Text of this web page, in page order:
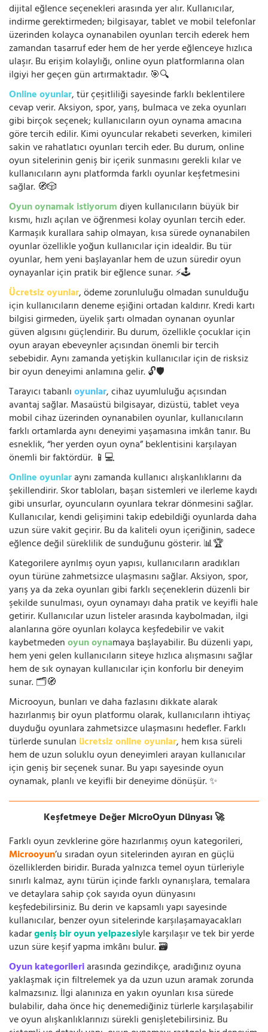
dijital eğlence seçenekleri arasında yer alır. Kullanıcılar,
indirme gerektirmeden; bilgisayar, tablet ve mobil telefonlar
üzerinden kolayca oynanabilen oyunları tercih ederek hem
zamandan tasarruf eder hem de her yerde eğlenceye hızlıca
ulaşır. Bu erişim kolaylığı, online oyun platformlarına olan
ilgiyi her geçen gün artırmaktadır. 🎯🔍
Online oyunlar, tür çeşitliliği sayesinde farklı beklentilere
cevap verir. Aksiyon, spor, yarış, bulmaca ve zeka oyunları
gibi birçok seçenek; kullanıcıların oyun oynama amacına
göre tercih edilir. Kimi oyuncular rekabeti severken, kimileri
sakin ve rahatlatıcı oyunları tercih eder. Bu durum, online
oyun sitelerinin geniş bir içerik sunmasını gerekli kılar ve
kullanıcıların aynı platformda farklı oyunlar keşfetmesini
sağlar. 🧭🎲
Oyun oynamak istiyorumdiyen kullanıcıların büyük bir
kısmı, hızlı açılan ve öğrenmesi kolay oyunları tercih eder.
Karmaşık kurallara sahip olmayan, kısa sürede oynanabilen
oyunlar özellikle yoğun kullanıcılar için idealdir. Bu tür
oyunlar, hem yeni başlayanlar hem de uzun süredir oyun
oynayanlar için pratik bir eğlence sunar. ⚡🕹️
Ücretsiz oyunlar, ödeme zorunluluğu olmadan sunulduğu
için kullanıcıların deneme eşiğini ortadan kaldırır. Kredi kartı
bilgisi girmeden, üyelik şartı olmadan oynanan oyunlar
güven algısını güçlendirir. Bu durum, özellikle çocuklar için
oyun arayan ebeveynler açısından önemli bir tercih
sebebidir. Aynı zamanda yetişkin kullanıcılar için de risksiz
bir oyun deneyimi anlamına gelir. 🔓🛡️
Tarayıcı tabanlıoyunlar, cihaz uyumluluğu açısından
avantaj sağlar. Masaüstü bilgisayar, dizüstü, tablet veya
mobil cihaz üzerinden oynanabilen oyunlar, kullanıcıların
farklı ortamlarda aynı deneyimi yaşamasına imkân tanır. Bu
esneklik, “her yerden oyun oyna” beklentisini karşılayan
önemli bir faktördür. 📱💻
Online oyunlaraynı zamanda kullanıcı alışkanlıklarını da
şekillendirir. Skor tabloları, başarı sistemleri ve ilerleme kaydı
gibi unsurlar, oyuncuların oyunlara tekrar dönmesini sağlar.
Kullanıcılar, kendi gelişimini takip edebildiği oyunlarda daha
uzun süre vakit geçirir. Bu da kaliteli oyun içeriğinin, sadece
eğlence değil süreklilik de sunduğunu gösterir. 📊🏆
Kategorilere ayrılmış oyun yapısı, kullanıcıların aradıkları
oyun türüne zahmetsizce ulaşmasını sağlar. Aksiyon, spor,
yarış ya da zeka oyunları gibi farklı seçeneklerin düzenli bir
şekilde sunulması, oyun oynamayı daha pratik ve keyifli hale
getirir. Kullanıcılar uzun listeler arasında kaybolmadan, ilgi
alanlarına göre oyunları kolayca keşfedebilir ve vakit
kaybetmedenoyun oynamaya başlayabilir. Bu düzenli yapı,
hem yeni gelen kullanıcıların siteye hızlıca alışmasını sağlar
hem de sık oynayan kullanıcılar için konforlu bir deneyim
sunar. 🗂️🧭
Microoyun, bunları ve daha fazlasını dikkate alarak
hazırlanmış bir oyun platformu olarak, kullanıcıların ihtiyaç
duyduğu oyunlara zahmetsizce ulaşmasını hedefler. Farklı
türlerde sunulan ücretsiz online oyunlar, hem kısa süreli
hem de uzun soluklu oyun deneyimleri arayan kullanıcılar
için geniş bir seçenek sunar. Bu yapı sayesinde oyun
oynamak, planlı ve keyifli bir deneyime dönüşür. ✨
Keşfetmeye Değer MicroOyun Dünyası 🚀
Farklı oyun zevklerine göre hazırlanmış oyun kategorileri,
Microoyun’u sıradan oyun sitelerinden ayıran en güçlü
özelliklerden biridir. Burada yalnızca temel oyun türleriyle
sınırlı kalmaz, aynı türün içinde farklı oynanışlara, temalara
ve detaylara sahip çok sayıda oyun dünyasını
keşfedebilirsiniz. Bu derin ve kapsamlı yapı sayesinde
kullanıcılar, benzer oyun sitelerinde karşılaşamayacakları
kadargeniş bir oyun yelpazesiyle karşılaşır ve tek bir yerde
uzun süre keşif yapma imkânı bulur. 🗃️
Oyun kategorileriarasında gezindikçe, aradığınız oyuna
yaklaşmak için filtrelemek ya da uzun uzun aramak zorunda
kalmazsınız. İlgi alanınıza en yakın oyunları kısa sürede
bulabilir, daha önce hiç denemediğiniz türlerle karşılaşabilir
ve oyun alışkanlıklarınızı sürekli genişletebilirsiniz. Bu